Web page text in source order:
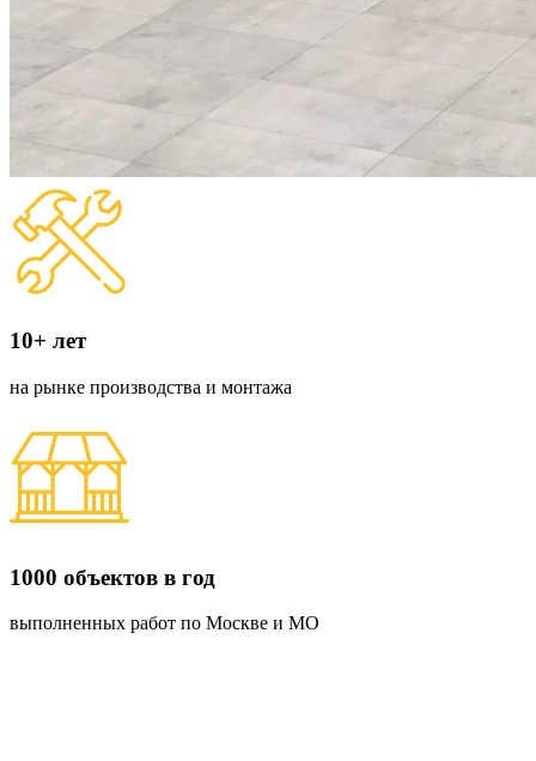
10+ лет
на рынке производства и монтажа
1000 объектов в год
выполненных работ по Москве и МО